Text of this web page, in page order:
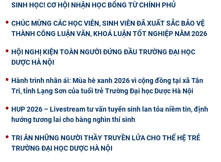
SINH HỌC! CƠ HỘI NHẬN HỌC BỔNG TỪ CHÍNH PHỦ
CHÚC MỪNG CÁC HỌC VIÊN, SINH VIÊN ĐÃ XUẤT SẮC BẢO VỆ
THÀNH CÔNG LUẬN VĂN, KHOÁ LUẬN TỐT NGHIỆP NĂM 2026
HỘI NGHỊ KIỆN TOÀN NGƯỜI ĐỨNG ĐẦU TRƯỜNG ĐẠI HỌC
DƯỢC HÀ NỘI
Hành trình nhân ái: Mùa hè xanh 2026 vì cộng đồng tại xã Tân
Tri, tỉnh Lạng Sơn của tuổi trẻ Trường Đại học Dược Hà Nội
HUP 2026 – Livestream tư vấn tuyển sinh lan tỏa niềm tin, định
hướng tương lai cho hàng nghìn thí sinh
TRI ÂN NHỮNG NGƯỜI THẦY TRUYỀN LỬA CHO THẾ HỆ TRẺ
TRƯỜNG ĐẠI HỌC DƯỢC HÀ NỘI